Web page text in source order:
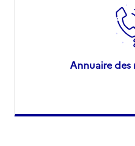
Annuaire des